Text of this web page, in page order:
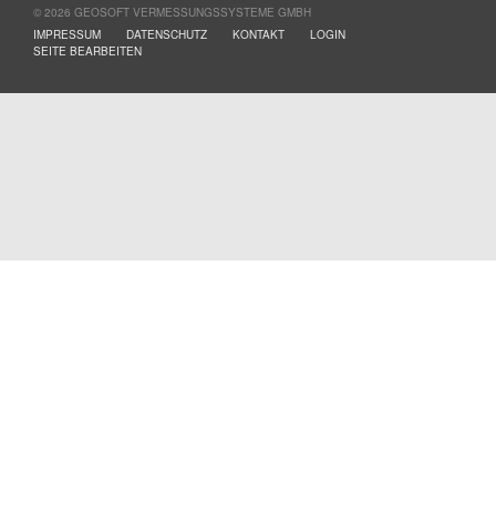
© 2026 GEOSOFT VERMESSUNGSSYSTEME GMBH
IMPRESSUM
DATENSCHUTZ KONTAKT
LOGIN
SEITE BEARBEITEN